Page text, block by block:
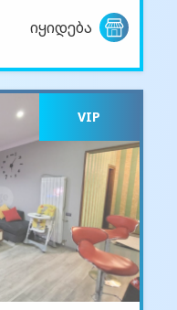
იყიდება
VIP